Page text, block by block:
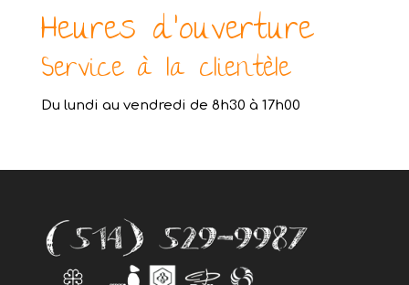
Heures d’ouverture
Service à la clientèle
Du lundi au vendredi de 8h30 à 17h00